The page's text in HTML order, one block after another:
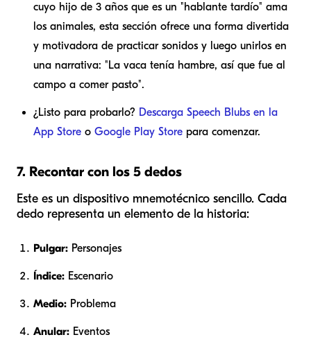
cuyo hijo de 3 años que es un "hablante tardío" ama
los animales, esta sección ofrece una forma divertida
y motivadora de practicar sonidos y luego unirlos en
una narrativa: "La vaca tenía hambre, así que fue al
campo a comer pasto".
¿Listo para probarlo? Descarga Speech Blubs en la
App Store o Google Play Store para comenzar.
7. Recontar con los 5 dedos
Este es un dispositivo mnemotécnico sencillo. Cada
dedo representa un elemento de la historia:
Pulgar: Personajes
Índice: Escenario
Medio: Problema
Anular: Eventos